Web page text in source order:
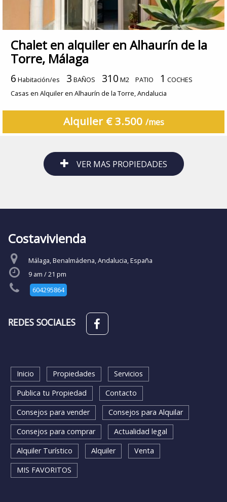
Chalet en alquiler en Alhaurín de la
Torre, Málaga
6 Habitación/es 3 BAÑOS 310 M2 PATIO 1 COCHES
Casas en Alquiler en Alhaurín de la Torre, Andalucia
Alquiler € 3.500 /mes
VER MAS PROPIEDADES
Costavivienda
Málaga, Benalmádena, Andalucia, España
9 am / 21 pm
604295864
REDES SOCIALES
Inicio Propiedades
Servicios
Publica tu Propiedad
Contacto
Consejos para vender
Consejos para Alquilar
Consejos para comprar
Actualidad legal
Alquiler Turístico
Alquiler
Venta
MIS FAVORITOS